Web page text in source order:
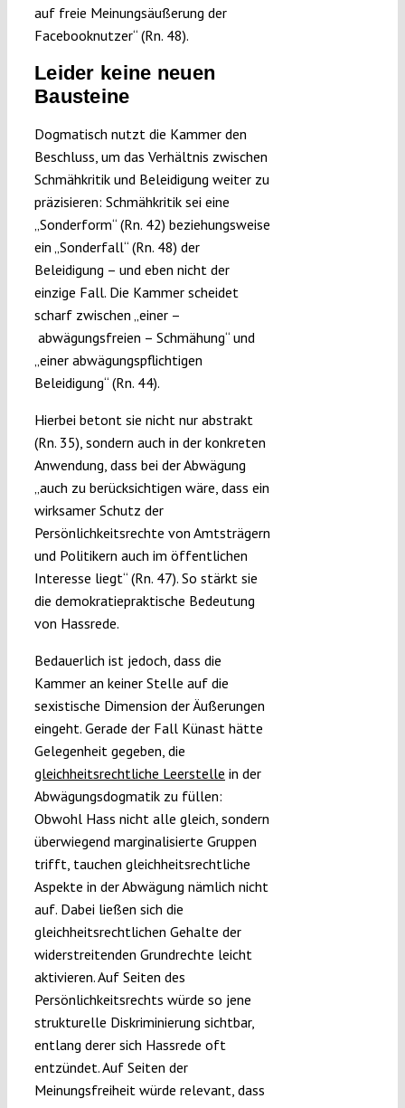
auf freie Meinungsäußerung der
Facebooknutzer“ (Rn. 48).
Leider keine neuen
Bausteine
Dogmatisch nutzt die Kammer den
Beschluss, um das Verhältnis zwischen
Schmähkritik und Beleidigung weiter zu
präzisieren: Schmähkritik sei eine
„Sonderform“ (Rn. 42) beziehungsweise
ein „Sonderfall“ (Rn. 48) der
Beleidigung – und eben nicht der
einzige Fall. Die Kammer scheidet
scharf zwischen „einer –
abwägungsfreien – Schmähung“ und
„einer abwägungspflichtigen
Beleidigung“ (Rn. 44).
Hierbei betont sie nicht nur abstrakt
(Rn. 35), sondern auch in der konkreten
Anwendung, dass bei der Abwägung
„auch zu berücksichtigen wäre, dass ein
wirksamer Schutz der
Persönlichkeitsrechte von Amtsträgern
und Politikern auch im öffentlichen
Interesse liegt“ (Rn. 47). So stärkt sie
die demokratiepraktische Bedeutung
von Hassrede.
Bedauerlich ist jedoch, dass die
Kammer an keiner Stelle auf die
sexistische Dimension der Äußerungen
eingeht. Gerade der Fall Künast hätte
Gelegenheit gegeben, die
gleichheitsrechtliche Leerstelle in der
Abwägungsdogmatik zu füllen:
Obwohl Hass nicht alle gleich, sondern
überwiegend marginalisierte Gruppen
trifft, tauchen gleichheitsrechtliche
Aspekte in der Abwägung nämlich nicht
auf. Dabei ließen sich die
gleichheitsrechtlichen Gehalte der
widerstreitenden Grundrechte leicht
aktivieren. Auf Seiten des
Persönlichkeitsrechts würde so jene
strukturelle Diskriminierung sichtbar,
entlang derer sich Hassrede oft
entzündet. Auf Seiten der
Meinungsfreiheit würde relevant, dass